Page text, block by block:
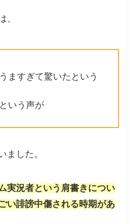
、
ますぎて驚いたという
いう声が
ました。
実況者という肩書きについ
い誹謗中傷される時期があ